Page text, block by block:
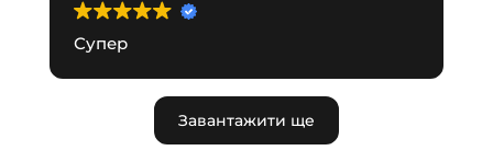
Супер
Завантажити ще